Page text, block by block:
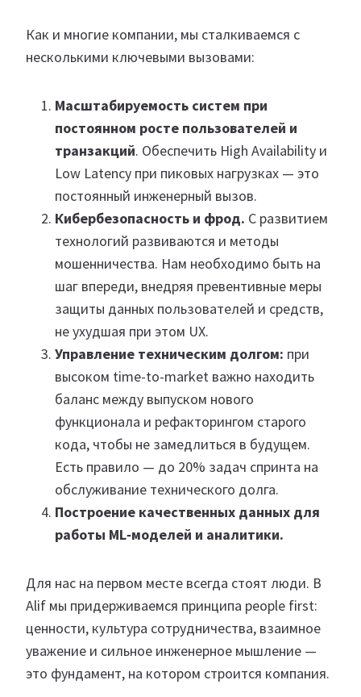
Как и многие компании, мы сталкиваемся с
несколькими ключевыми вызовами:
Масштабируемость систем при
постоянном росте пользователей и
транзакций. Обеспечить High Availability и
Low Latency при пиковых нагрузках — это
постоянный инженерный вызов.
Кибербезопасность и фрод. С развитием
технологий развиваются и методы
мошенничества. Нам необходимо быть на
шаг впереди, внедряя превентивные меры
защиты данных пользователей и средств,
не ухудшая при этом UX.
Управление техническим долгом: при
высоком time-to-market важно находить
баланс между выпуском нового
функционала и рефакторингом старого
кода, чтобы не замедлиться в будущем.
Есть правило — до 20% задач спринта на
обслуживание технического долга.
Построение качественных данных для
работы ML‑моделей и аналитики.
Для нас на первом месте всегда стоят люди. В
Alif мы придерживаемся принципа people first:
ценности, культура сотрудничества, взаимное
уважение и сильное инженерное мышление —
это фундамент, на котором строится компания.